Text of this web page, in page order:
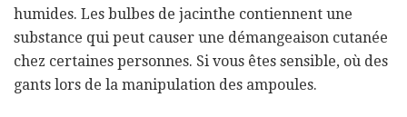
humides. Les bulbes de jacinthe contiennent une
substance qui peut causer une démangeaison cutanée
chez certaines personnes. Si vous êtes sensible, où des
gants lors de la manipulation des ampoules.